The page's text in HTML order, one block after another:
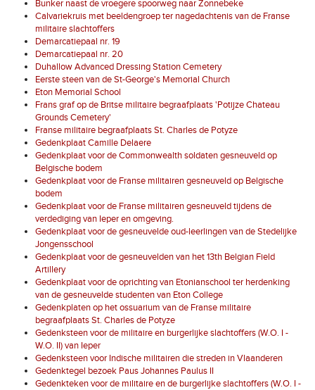
Bunker naast de vroegere spoorweg naar Zonnebeke
Calvariekruis met beeldengroep ter nagedachtenis van de Franse
militaire slachtoffers
Demarcatiepaal nr. 19
Demarcatiepaal nr. 20
Duhallow Advanced Dressing Station Cemetery
Eerste steen van de St-George's Memorial Church
Eton Memorial School
Frans graf op de Britse militaire begraafplaats 'Potijze Chateau
Grounds Cemetery'
Franse militaire begraafplaats St. Charles de Potyze
Gedenkplaat Camille Delaere
Gedenkplaat voor de Commonwealth soldaten gesneuveld op
Belgische bodem
Gedenkplaat voor de Franse militairen gesneuveld op Belgische
bodem
Gedenkplaat voor de Franse militairen gesneuveld tijdens de
verdediging van Ieper en omgeving.
Gedenkplaat voor de gesneuvelde oud-leerlingen van de Stedelijke
Jongensschool
Gedenkplaat voor de gesneuvelden van het 13th Belgian Field
Artillery
Gedenkplaat voor de oprichting van Etonianschool ter herdenking
van de gesneuvelde studenten van Eton College
Gedenkplaten op het ossuarium van de Franse militaire
begraafplaats St. Charles de Potyze
Gedenksteen voor de militaire en burgerlijke slachtoffers (W.O. I -
W.O. II) van Ieper
Gedenksteen voor Indische militairen die streden in Vlaanderen
Gedenktegel bezoek Paus Johannes Paulus II
Gedenkteken voor de militaire en de burgerlijke slachtoffers (W.O. I -